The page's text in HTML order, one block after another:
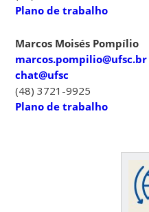
Plano de trabalho
Marcos Moisés Pompílio
marcos.pompilio@ufsc.br
chat@ufsc
(48) 3721-9925
Plano de trabalho